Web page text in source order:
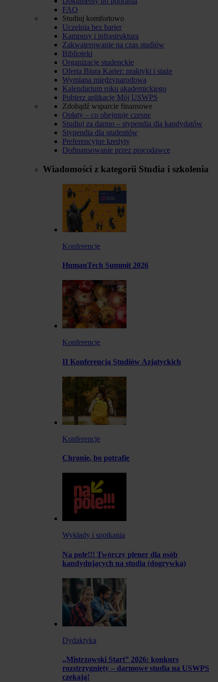
FAQ
Studiuj komfortowo
Uczelnia bez barier
Kampusy i infrastruktura
Zakwaterowanie na czas studiów
Biblioteki
Organizacje studenckie
Oferta Biura Karier: praktyki i staże
Wymiana międzynarodowa
Kalendarium roku akademickiego
Pobierz aplikację Mój USWPS
Zdobądź wsparcie finansowe
Opłaty – co obejmuje czesne
Studiuj za darmo – stypendia dla kandydatów
Stypendia dla studentów
Preferencyjne kredyty
Dofinansowanie przez pracodawcę
Wiadomości z kategorii Studia i szkolenia
Konferencje
HumanTech Summit 2026
Konferencje
II Konferencja Studiów Azjatyckich
Konferencje
Chronię, bo potrafię
Wykłady i spotkania
Na pole!!! Twórczy plener dla osób
kandydujących na studia (dogrywka)
Dydaktyka
„Mistrzowski Start” 2026: konkurs
rozstrzygnięty – darmowe studia na USWPS
czekają!